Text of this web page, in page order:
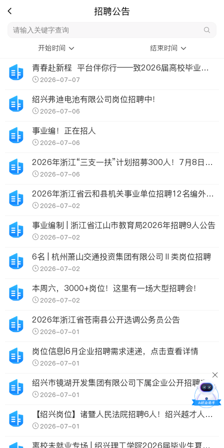
招聘公告
开始时间 结束时间
青春赴新程 平台伴你行——致2026届高校毕业生的一封信
2026-07-07
绍兴弗迪电池有限公司岗位招聘中！
2026-07-06
事业编！正在招人
2026-07-06
2026年浙江“三支一扶”计划招募300人！7月8日开始报名→
2026-07-06
2026年浙江省云和县机关事业单位招聘12名编外人员公告
2026-07-02
事业编制 | 浙江省江山市教育局2026年招聘9人公告
2026-07-02
6名 | 杭州萧山交通投资集团有限公司Ⅱ类岗位招聘
2026-07-02
本周六，3000+岗位！这里有一场大型招聘会！
2026-07-02
2026年浙江省苍南县公开选调公务员公告
2026-07-01
岗位信息|6月企业招聘需求速递，点击查看详情
2026-07-01
绍兴市镜湖开发集团有限公司下属企业公开招聘项目制员工公告
2026-07-01
【绍兴岗位】诸暨人民法院招聘6人！绍兴越才人力资源服务公司招人！附岗位表
2026-07-01
离校未就业专场 | 绍兴理工学院2026届毕业生夏季网络招聘会